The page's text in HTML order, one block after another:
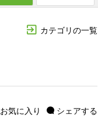
カテゴリの一覧
シェアする
お気に入り